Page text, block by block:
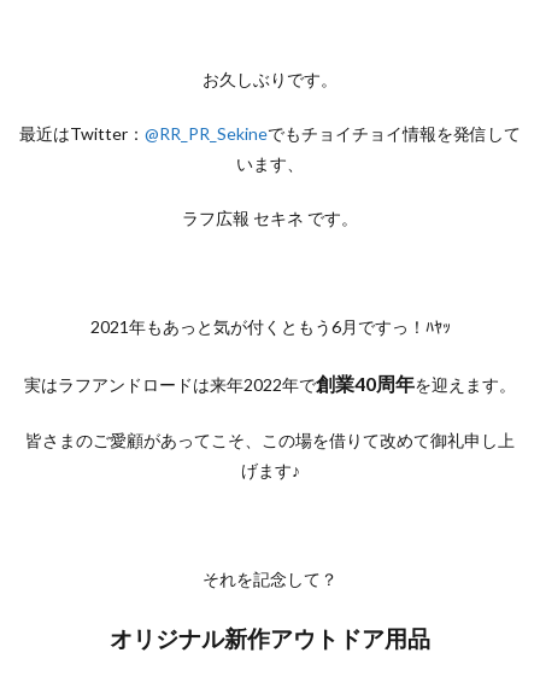
お久しぶりです。
最近はTwitter： @RR_PR_Sekineでもチョイチョイ情報を発信して
います、
ラフ広報 セキネ です。
2021年もあっと気が付くともう6月ですっ！ﾊﾔｯ
実はラフアンドロードは来年2022年で創業40周年を迎えます。
皆さまのご愛顧があってこそ、この場を借りて改めて御礼申し上
げます♪
それを記念して？
オリジナル新作アウトドア用品